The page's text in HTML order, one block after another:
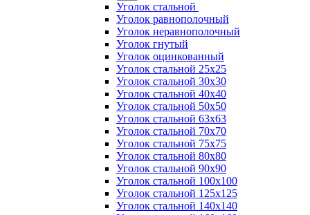
Уголок стальной
Уголок равнополочный
Уголок неравнополочный
Уголок гнутый
Уголок оцинкованный
Уголок стальной 25х25
Уголок стальной 30х30
Уголок стальной 40х40
Уголок стальной 50х50
Уголок стальной 63х63
Уголок стальной 70х70
Уголок стальной 75х75
Уголок стальной 80х80
Уголок стальной 90х90
Уголок стальной 100х100
Уголок стальной 125х125
Уголок стальной 140х140